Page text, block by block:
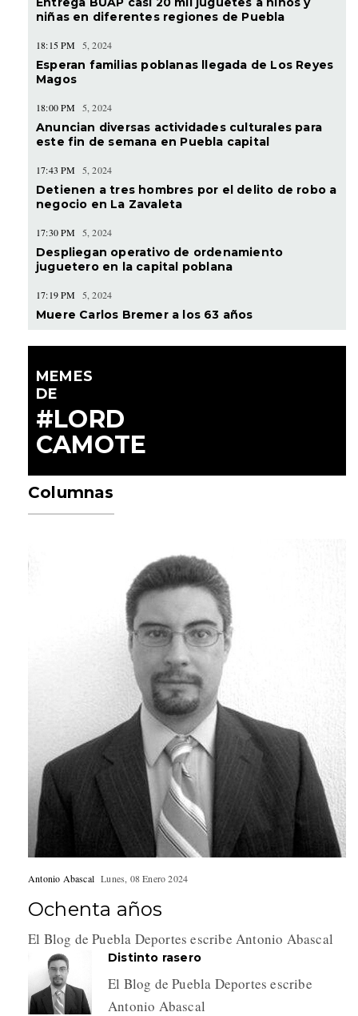
niñas en diferentes regiones de Puebla
18:15 PM 5, 2024
Esperan familias poblanas llegada de Los Reyes
Magos
18:00 PM 5, 2024
Anuncian diversas actividades culturales para
este fin de semana en Puebla capital
17:43 PM 5, 2024
Detienen a tres hombres por el delito de robo a
negocio en La Zavaleta
17:30 PM 5, 2024
Despliegan operativo de ordenamiento
juguetero en la capital poblana
17:19 PM 5, 2024
Muere Carlos Bremer a los 63 años
MEMES
DE
#LORD
CAMOTE
Columnas
Antonio Abascal Lunes, 08 Enero 2024
Ochenta años
El Blog de Puebla Deportes escribe Antonio Abascal
Distinto rasero
El Blog de Puebla Deportes escribe
Antonio Abascal